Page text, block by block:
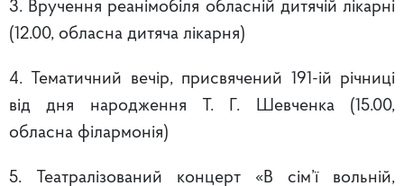
3. Вручення реанімобіля обласній дитячій лікарні
(12.00, обласна дитяча лікарня)
4. Тематичний вечір, присвячений 191-ій річниці
від дня народження Т. Г. Шевченка (15.00,
обласна філармонія)
5. Театралізований концерт «В сім’ї вольній,